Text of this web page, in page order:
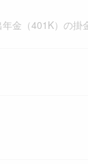
金（401K）の掛